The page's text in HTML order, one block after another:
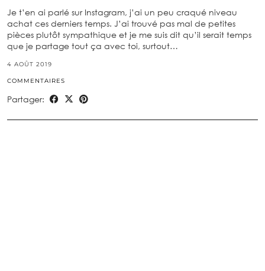
Je t’en ai parlé sur Instagram, j’ai un peu craqué niveau
achat ces derniers temps. J’ai trouvé pas mal de petites
pièces plutôt sympathique et je me suis dit qu’il serait temps
que je partage tout ça avec toi, surtout…
4 AOÛT 2019
COMMENTAIRES
Partager: